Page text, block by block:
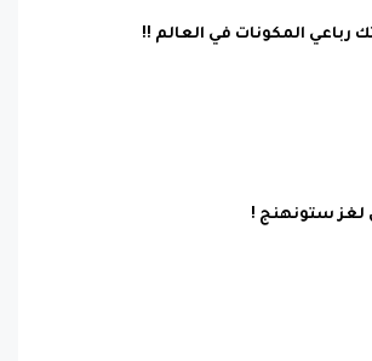
رباعي المكونات في العالم !!
لغز ستونهنج !